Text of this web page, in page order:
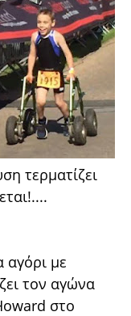
τερματίζει
αγόρι με
τον αγώνα
στο